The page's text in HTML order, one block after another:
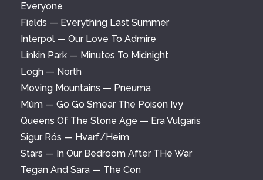
Everyone
Fields — Everything Last Summer
Interpol — Our Love To Admire
Linkin Park — Minutes To Midnight
Logh — North
Moving Mountains — Pneuma
Múm — Go Go Smear The Poison Ivy
Queens Of The Stone Age — Era Vulgaris
Sigur Rós — Hvarf/Heim
Stars — In Our Bedroom After THe War
Tegan And Sara — The Con